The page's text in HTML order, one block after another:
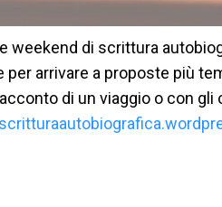
weekend di scrittura
per arrivare a proposte più
di un viaggio o con